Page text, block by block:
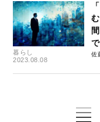
暮らし
2023.08.08
佐